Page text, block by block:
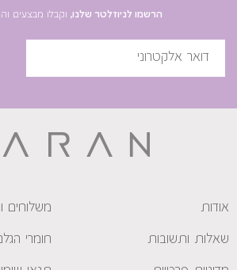
הרשמו לניוזלטר שלנו, וקבלו מבצעים
אודות משלוחים
שאלות ותשובות חומרי